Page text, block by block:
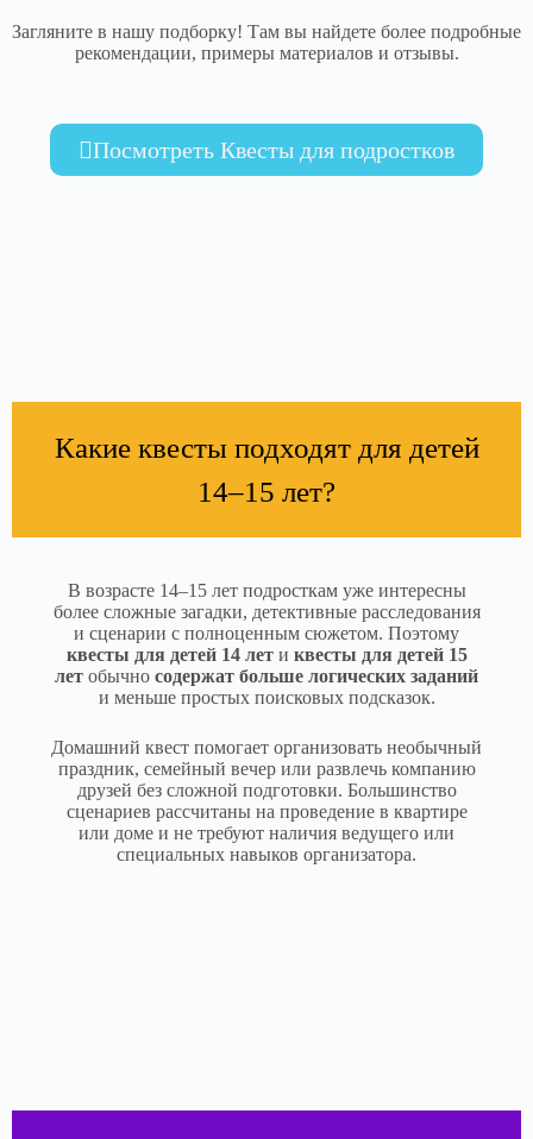
Загляните в нашу подборку! Там вы найдете более подробные
рекомендации, примеры материалов и отзывы.
Посмотреть Квесты для подростков
Какие квесты подходят для детей
14–15 лет?
В возрасте 14–15 лет подросткам уже интересны
более сложные загадки, детективные расследования
и сценарии с полноценным сюжетом. Поэтому
квесты для детей 14 лети квесты для детей 15
лет обычно содержат больше логических заданий
и меньше простых поисковых подсказок.
Домашний квест помогает организовать необычный
праздник, семейный вечер или развлечь компанию
друзей без сложной подготовки. Большинство
сценариев рассчитаны на проведение в квартире
или доме и не требуют наличия ведущего или
специальных навыков организатора.